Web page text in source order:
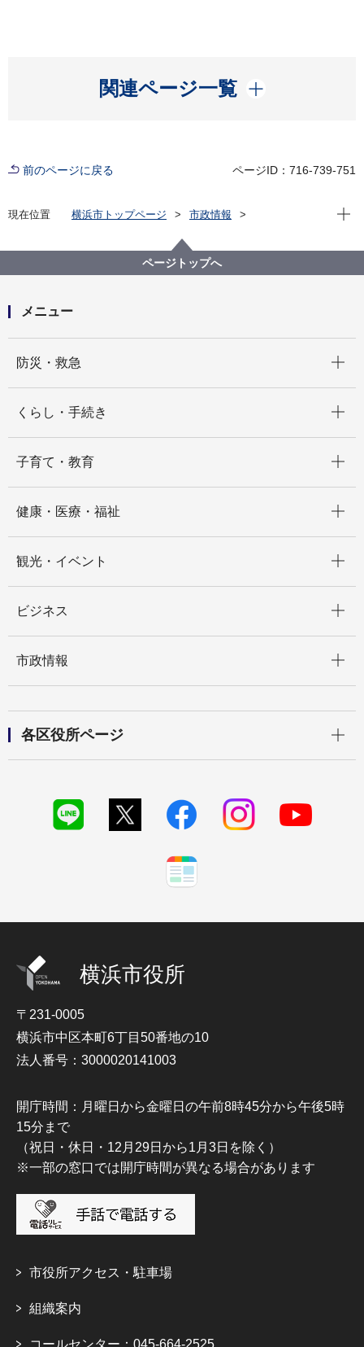
関連ページ一覧
開く
前のページに戻る ページID：716-739-751
現在位置 横浜市トップページ
市政情報
記者発表 2025年度
教職員の逮捕について
現在
ページトップへ
メニュー
防災・救急
くらし・手続き
子育て・教育
健康・医療・福祉
観光・イベント
ビジネス
市政情報
各区役所ページ
横浜市役所
〒231-0005
横浜市中区本町6丁目50番地の10
法人番号：3000020141003
開庁時間：月曜日から金曜日の午前8時45分から午後5時
15分まで
（祝日・休日・12月29日から1月3日を除く）
※一部の窓口では開庁時間が異なる場合があります
市役所アクセス・駐車場
組織案内